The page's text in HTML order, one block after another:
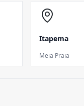
Itapema
Meia Praia